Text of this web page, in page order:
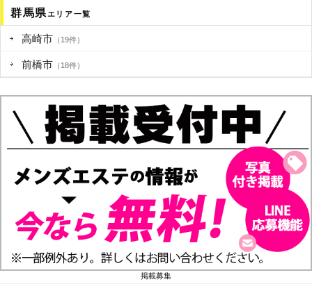
群馬県エリア一覧
高崎市 （19件）
前橋市 （18件）
掲載募集